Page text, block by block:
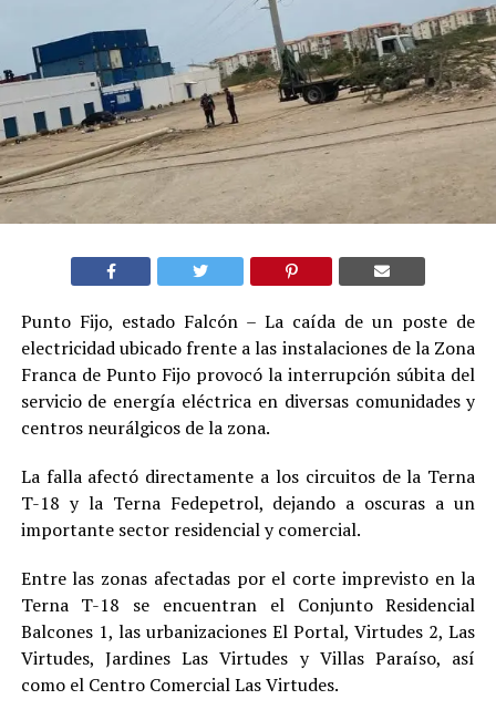
Punto Fijo, estado Falcón – La caída de un poste de
electricidad ubicado frente a las instalaciones de la Zona
Franca de Punto Fijo provocó la interrupción súbita del
servicio de energía eléctrica en diversas comunidades y
centros neurálgicos de la zona.
La falla afectó directamente a los circuitos de la Terna
T-18 y la Terna Fedepetrol, dejando a oscuras a un
importante sector residencial y comercial.
Entre las zonas afectadas por el corte imprevisto en la
Terna T-18 se encuentran el Conjunto Residencial
Balcones 1, las urbanizaciones El Portal, Virtudes 2, Las
Virtudes, Jardines Las Virtudes y Villas Paraíso, así
como el Centro Comercial Las Virtudes.